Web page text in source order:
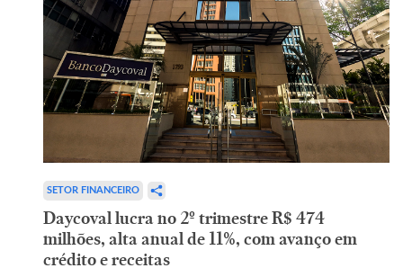
SETOR FINANCEIRO
Daycoval lucra no 2º trimestre R$ 474
milhões, alta anual de 11%, com avanço em
crédito e receitas